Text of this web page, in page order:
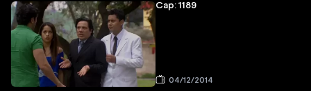
Cap: 1189
04/12/2014